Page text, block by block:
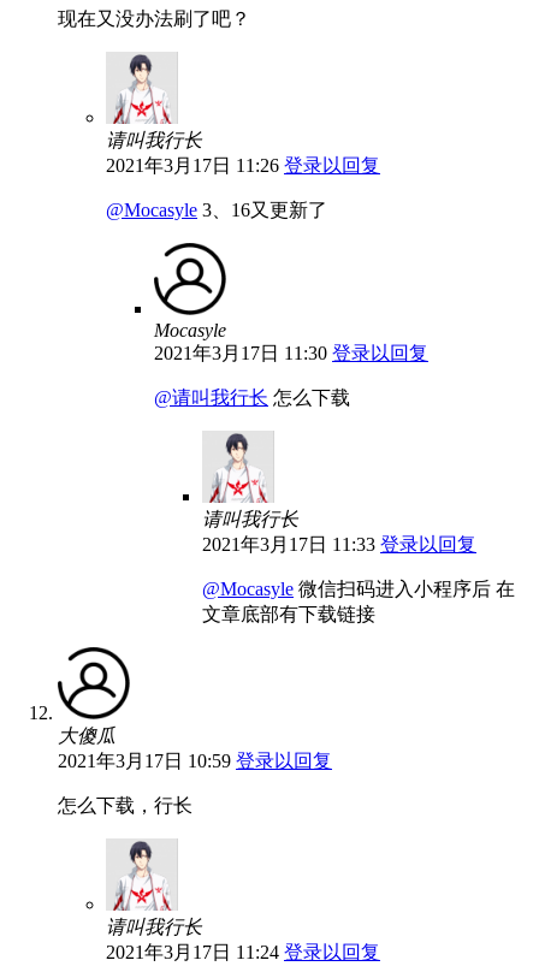
现在又没办法刷了吧？
请叫我行长
2021年3月17日 11:26 登录以回复
@Mocasyle 3、16又更新了
Mocasyle
2021年3月17日 11:30 登录以回复
@请叫我行长 怎么下载
请叫我行长
2021年3月17日 11:33 登录以回复
@Mocasyle 微信扫码进入小程序后 在
文章底部有下载链接
大傻瓜
2021年3月17日 10:59 登录以回复
怎么下载，行长
请叫我行长
2021年3月17日 11:24 登录以回复